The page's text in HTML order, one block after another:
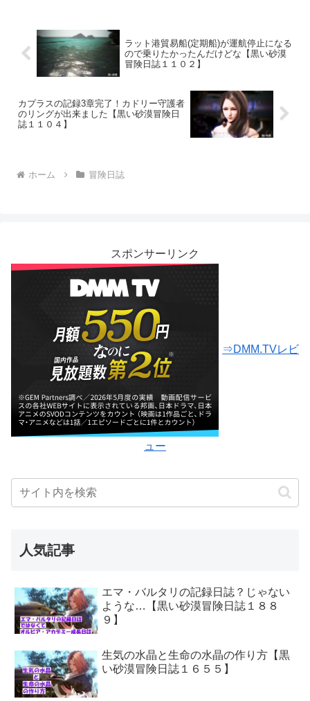
ラット港貿易船(定期船)が運航停止になる
ので乗りたかったんだけどな【黒い砂漠
冒険日誌１１０２】
カプラスの記録3章完了！カドリー守護者
のリングが出来ました【黒い砂漠冒険日
誌１１０４】
ホーム 冒険日誌
スポンサーリンク
⇒DMM.TVレビ
ュー
人気記事
エマ・バルタリの記録日誌？じゃない
ような…【黒い砂漠冒険日誌１８８
９】
生気の水晶と生命の水晶の作り方【黒
い砂漠冒険日誌１６５５】